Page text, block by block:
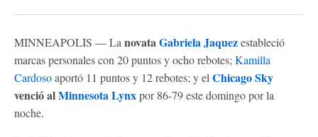
MINNEAPOLIS — La novataGabriela Jaquezestableció
marcas personales con 20 puntos y ocho rebotes; Kamilla
Cardosoaportó 11 puntos y 12 rebotes; y el Chicago Sky
venció alMinnesota Lynxpor 86-79 este domingo por la
noche.